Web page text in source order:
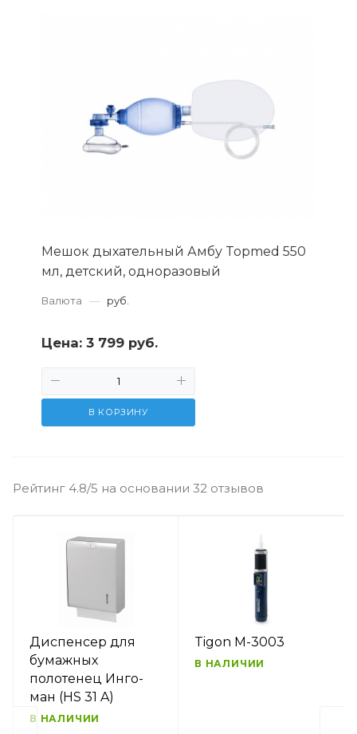
Мешок дыхательный Амбу Topmed 550
мл, детский, одноразовый
Валюта — руб.
Цена: 3 799 руб.
В КОРЗИНУ
Рейтинг 4.8/5 на основании 32 отзывов
Диспенсер для
бумажных
полотенец Инго-
ман (HS 31 A)
В НАЛИЧИИ
Tigon M-3003
В НАЛИЧИИ